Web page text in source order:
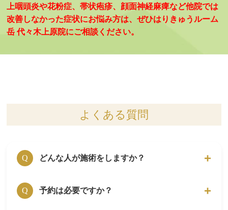
上咽頭炎や花粉症、帯状疱疹、顔面神経麻痺など他院では
改善しなかった症状にお悩み方は、ぜひはりきゅうルーム
岳 代々木上原院にご相談ください。
よくある質問
Q どんな人が施術をしますか？
A
はり師・きゅう師の国家資格を保有している者
Q 予約は必要ですか？